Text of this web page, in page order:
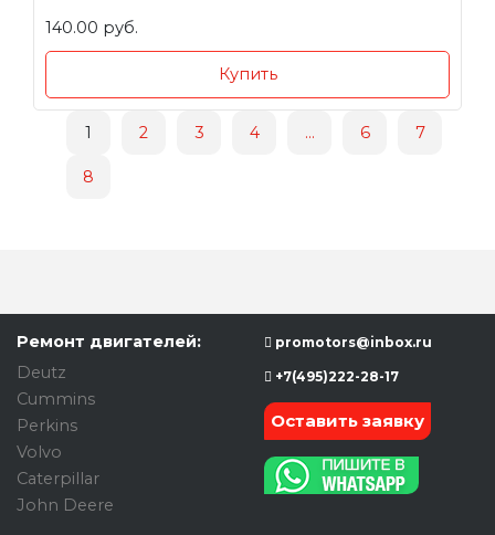
140.00 руб.
Купить
1 2 3 4 ... 6 7
8
Ремонт двигателей:
Deutz
Cummins
Perkins
Volvo
Caterpillar
John Deere
promotors@inbox.ru
+7(495)222-28-17
Оставить заявку